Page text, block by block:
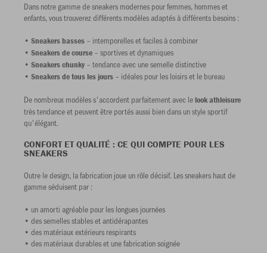
Dans notre gamme de sneakers modernes pour femmes, hommes et
enfants, vous trouverez différents modèles adaptés à différents besoins :
• Sneakers basses – intemporelles et faciles à combiner
• Sneakers de course – sportives et dynamiques
• Sneakers chunky – tendance avec une semelle distinctive
• Sneakers de tous les jours – idéales pour les loisirs et le bureau
De nombreux modèles s'accordent parfaitement avec lelook athleisure
très tendance et peuvent être portés aussi bien dans un style sportif
qu'élégant.
CONFORT ET QUALITÉ : CE QUI COMPTE POUR LES
SNEAKERS
Outre le design, la fabrication joue un rôle décisif. Les sneakers haut de
gamme séduisent par :
• un amorti agréable pour les longues journées
• des semelles stables et antidérapantes
• des matériaux extérieurs respirants
• des matériaux durables et une fabrication soignée